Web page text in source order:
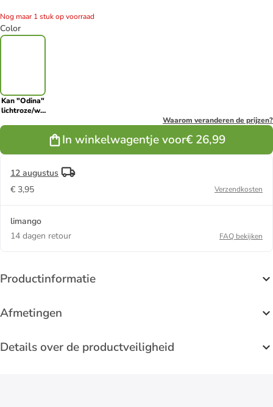
Nog maar 1 stuk op voorraad
Color
Kan "Odina"
lichtroze/wit
Waarom veranderen de prijzen?
In winkelwagentje voor€ 26,99
12 augustus
€ 3,95
Verzendkosten
limango
14 dagen retour
FAQ bekijken
Productinformatie
Afmetingen
Details over de productveiligheid